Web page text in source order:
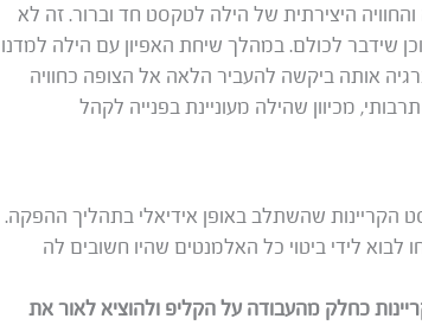
היצירתית של הילה לטקסט חד וברור. זה לא
שידבר לכולם. במהלך שיחת האפיון עם הילה למדנו
אותה ביקשה להעביר הלאה אל הצופה כחוויה
מכיוון שהילה מעוניינת בפנייה לקהל
הקריינות שהשתלב באופן אידיאלי בתהליך ההפקה.
לבוא לידי ביטוי כל האלמנטים שהיו חשובים לה
כחלק מהעבודה על הקליפ ולהוציא לאור את